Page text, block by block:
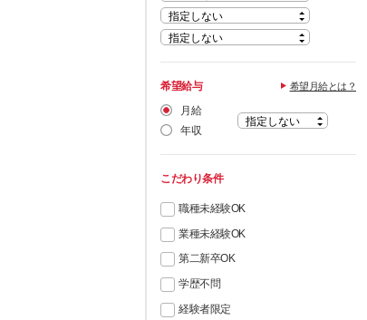
希望給与 希望月給とは？
月給
年収
こだわり条件
職種未経験OK
業種未経験OK
第二新卒OK
学歴不問
経験者限定